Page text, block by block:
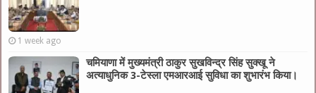
1 week ago
चमियाणा में मुख्यमंत्री ठाकुर सुखविन्द्र सिंह सुक्खू ने
अत्याधुनिक 3-टेस्ला एमआरआई सुविधा का शुभारंभ किया।